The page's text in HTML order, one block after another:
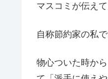
マスコミが伝え
自称節約家の私
物心ついた時か